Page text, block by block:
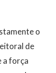
o
de
a força